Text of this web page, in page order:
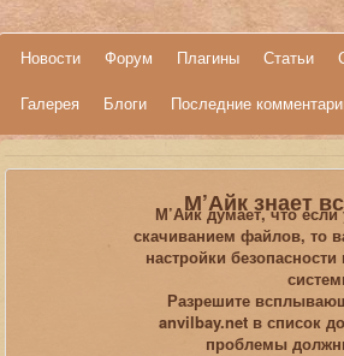
Новости Форум Плагины Статьи
Галерея
Блоги Последние
Обзоры, рецензии, размышления, юмор
Тамриэль Ребилт. Дневник разработки.
М’Айк знает
М’Айк думает, что
скачиванием файлов, то
настройки
Разрешите
anvilbay.net в список
проблемы